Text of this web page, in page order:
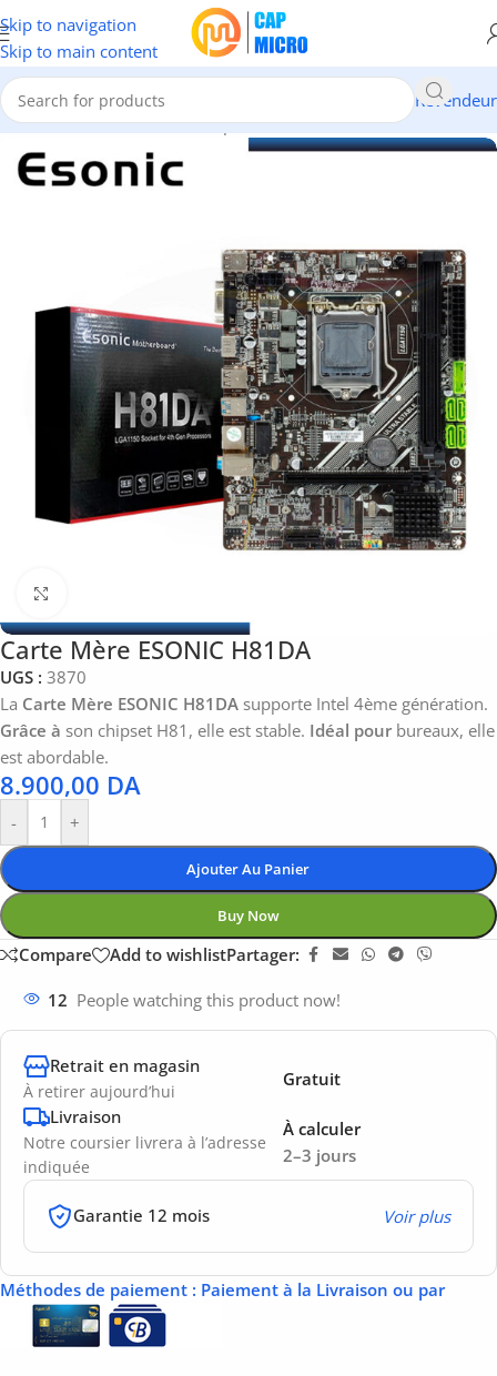
Skip to navigation
Skip to main content
Revendeur
Accueil/INFORMATIQUE/Composants/Carte Mère
Carte Mère ESONIC H81DA
UGS : 3870
La Carte Mère ESONIC H81DA supporte Intel 4ème génération.
Grâce à son chipset H81, elle est stable. Idéal pour bureaux, elle
est abordable.
8.900,00 DA
- +
Ajouter Au Panier
Buy Now
Compare Add to wishlistPartager:
12 People watching this product now!
Retrait en magasin
À retirer aujourd’hui
Gratuit
Livraison
Notre coursier livrera à l’adresse
indiquée
2–3 jours
À calculer
Garantie 12 mois Voir plus
Méthodes de paiement : Paiement à la Livraison ou par